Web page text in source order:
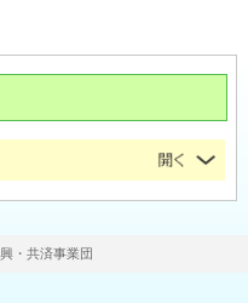
・共済事業団